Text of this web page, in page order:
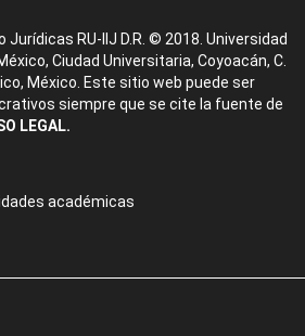
RU-IIJ D.R. © 2018. Universidad
Ciudad Universitaria, Coyoacán, C.
México. Este sitio web puede ser
siempre que se cite la fuente de
LEGAL.
académicas